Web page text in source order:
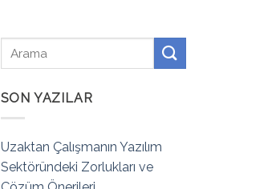
SON YAZILAR
Uzaktan Çalışmanın Yazılım
Sektöründeki Zorlukları ve